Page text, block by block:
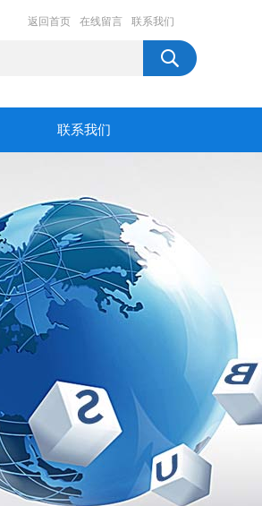
返回首页 在线留言 联系我们
联系我们